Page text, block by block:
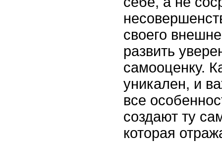
своего
развить
самооценку.
уникален, и
все
создают ту
которая